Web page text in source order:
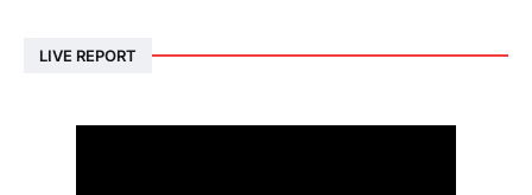
LIVE REPORT